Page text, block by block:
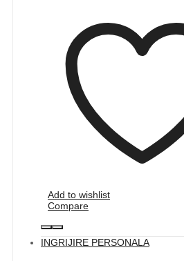
Add to wishlist
Compare
INGRIJIRE PERSONALA